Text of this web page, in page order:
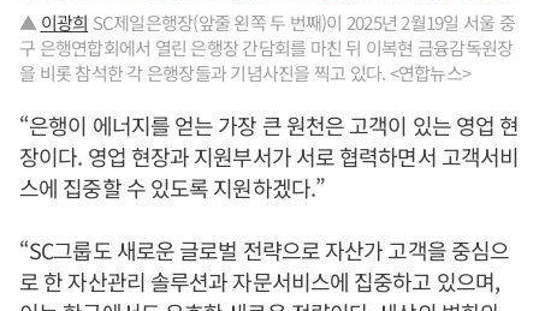
▲ 이광희 SC제일은행장(앞줄 왼쪽 두 번째)이 2025년 2월19일 서울 중
구 은행연합회에서 열린 은행장 간담회를 마친 뒤 이복현 금융감독원장
을 비롯 참석한 각 은행장들과 기념사진을 찍고 있다. <연합뉴스>
“은행이 에너지를 얻는 가장 큰 원천은 고객이 있는 영업 현
장이다. 영업 현장과 지원부서가 서로 협력하면서 고객서비
스에 집중할 수 있도록 지원하겠다.”
“SC그룹도 새로운 글로벌 전략으로 자산가 고객을 중심으
로 한 자산관리 솔루션과 자문서비스에 집중하고 있으며,